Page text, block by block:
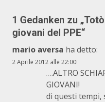
1 Gedanken zu „
giovani del PPE“
mario aversa ha detto:
2 Aprile 2012 alle 22:00
….ALTRO
GIOVANI!
di questi tempi,